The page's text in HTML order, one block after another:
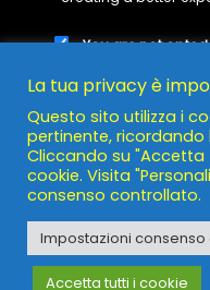
You are not
La tua privacy è
Questo sito utilizza i
pertinente, ricordando
Cliccando su "Accetta
cookie. Visita
consenso controllato.
Impostazioni consenso
Accetta tutti i cookie